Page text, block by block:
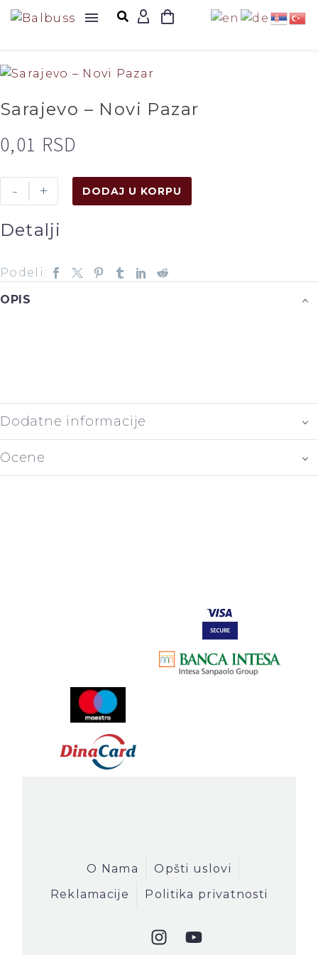
Sarajevo – Novi Pazar
0,01 RSD
- + DODAJ U KORPU
Detalji
Podeli:
OPIS
Dodatne informacije
Ocene
O Nama
Opšti uslovi
Reklamacije
Politika privatnosti